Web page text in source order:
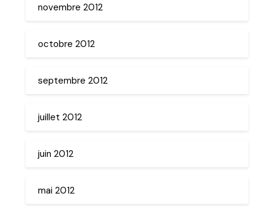
novembre 2012
octobre 2012
septembre 2012
juillet 2012
juin 2012
mai 2012